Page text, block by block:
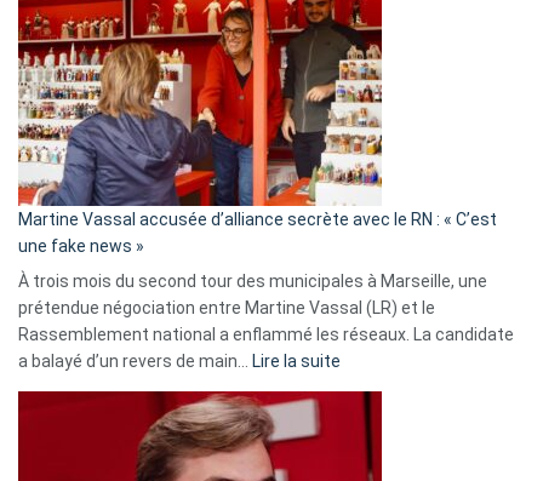
Algérie
Martine Vassal accusée d’alliance secrète avec le RN : « C’est
une fake news »
À trois mois du second tour des municipales à Marseille, une
prétendue négociation entre Martine Vassal (LR) et le
Rassemblement national a enflammé les réseaux. La candidate
a balayé d’un revers de main… Lire la suite
d’alliance